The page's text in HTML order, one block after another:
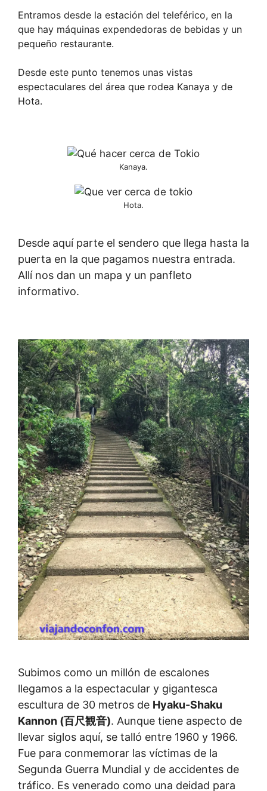
Entramos desde la estación del teleférico, en la
que hay máquinas expendedoras de bebidas y un
pequeño restaurante.
Desde este punto tenemos unas vistas
espectaculares del área que rodea Kanaya y de
Hota.
Kanaya.
Hota.
Desde aquí parte el sendero que llega hasta la
puerta en la que pagamos nuestra entrada.
Allí nos dan un mapa y un panfleto
informativo.
Subimos como un millón de escalones
llegamos a la espectacular y gigantesca
escultura de 30 metros de Hyaku-Shaku
Kannon (百尺観音). Aunque tiene aspecto de
llevar siglos aquí, se talló entre 1960 y 1966.
Fue para conmemorar las víctimas de la
Segunda Guerra Mundial y de accidentes de
tráfico. Es venerado como una deidad para